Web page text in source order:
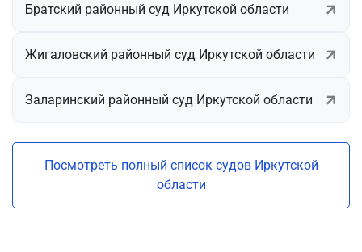
Братский районный суд Иркутской области
Жигаловский районный суд Иркутской области
Заларинский районный суд Иркутской области
Посмотреть полный список судов Иркутской
области